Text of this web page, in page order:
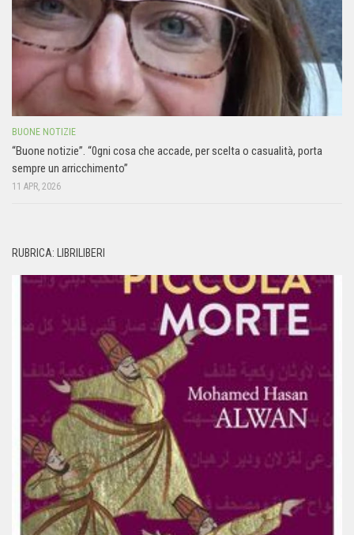
BUONE NOTIZIE
“Buone notizie”. “0gni cosa che accade, per scelta o casualità, porta
sempre un arricchimento”
11 APR, 2026
RUBRICA: LIBRILIBERI